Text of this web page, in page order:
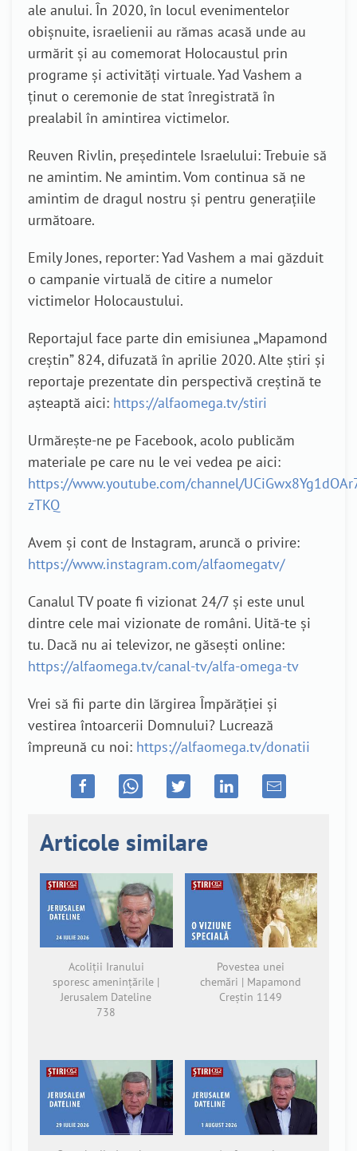
ale anului. În 2020, în locul evenimentelor
obișnuite, israelienii au rămas acasă unde au
urmărit și au comemorat Holocaustul prin
programe și activități virtuale. Yad Vashem a
ținut o ceremonie de stat înregistrată în
prealabil în amintirea victimelor.
Reuven Rivlin, președintele Israelului: Trebuie să
ne amintim. Ne amintim. Vom continua să ne
amintim de dragul nostru și pentru generațiile
următoare.
Emily Jones, reporter: Yad Vashem a mai găzduit
o campanie virtuală de citire a numelor
victimelor Holocaustului.
Reportajul face parte din emisiunea „Mapamond
creștin” 824, difuzată în aprilie 2020. Alte știri și
reportaje prezentate din perspectivă creștină te
așteaptă aici: https://alfaomega.tv/stiri
Urmărește-ne pe Facebook, acolo publicăm
materiale pe care nu le vei vedea pe aici:
https://www.youtube.com/channel/
zTKQ
Avem și cont de Instagram, aruncă o privire:
https://www.instagram.com/alfaomegatv/
Canalul TV poate fi vizionat 24/7 și este unul
dintre cele mai vizionate de români. Uită-te și
tu. Dacă nu ai televizor, ne găsești online:
https://alfaomega.tv/canal-tv/alfa-omega-tv
Vrei să fii parte din lărgirea Împărăției și
vestirea întoarcerii Domnului? Lucrează
împreună cu noi: https://alfaomega.tv/donatii
Articole similare
Acoliții Iranului
sporesc amenințările |
Jerusalem Dateline
738
Povestea unei
chemări | Mapamond
Creștin 1149